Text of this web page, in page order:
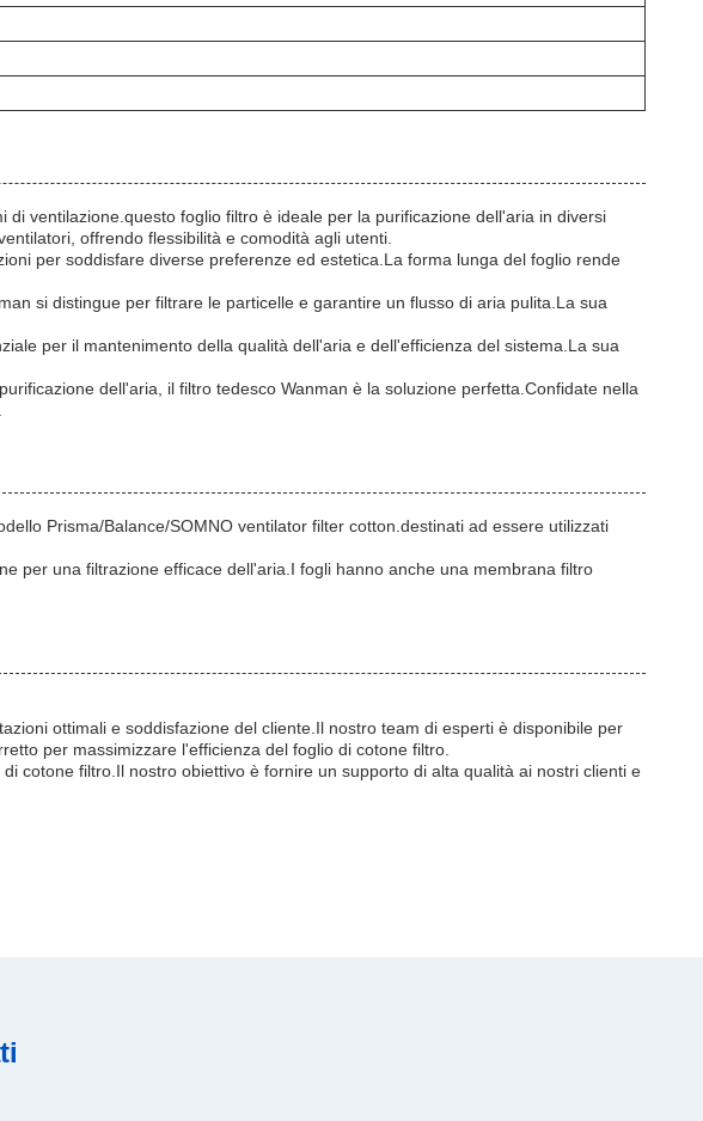
ventilazione.questo foglio filtro è ideale per la purificazione dell'aria in diversi
offrendo flessibilità e comodità agli utenti.
per soddisfare diverse preferenze ed estetica.La forma lunga del foglio rende
si distingue per filtrare le particelle e garantire un flusso di aria pulita.La sua
per il mantenimento della qualità dell'aria e dell'efficienza del sistema.La sua
dell'aria, il filtro tedesco Wanman è la soluzione perfetta.Confidate nella
Prisma/Balance/SOMNO ventilator filter cotton.destinati ad essere utilizzati
per una filtrazione efficace dell'aria.I fogli hanno anche una membrana filtro
ottimali e soddisfazione del cliente.Il nostro team di esperti è disponibile per
per massimizzare l'efficienza del foglio di cotone filtro.
cotone filtro.Il nostro obiettivo è fornire un supporto di alta qualità ai nostri clienti e